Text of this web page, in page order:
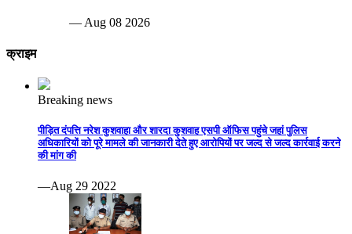
— Aug 08 2026
क्राइम
Breaking news
पीड़ित दंपत्ति नरेश कुशवाहा और शारदा कुशवाह एसपी ऑफिस पहुंचे जहां पुलिस
अधिकारियों को पूरे मामले की जानकारी देते हुए आरोपियों पर जल्द से जल्द कार्रवाई करने
की मांग की
—Aug 29 2022